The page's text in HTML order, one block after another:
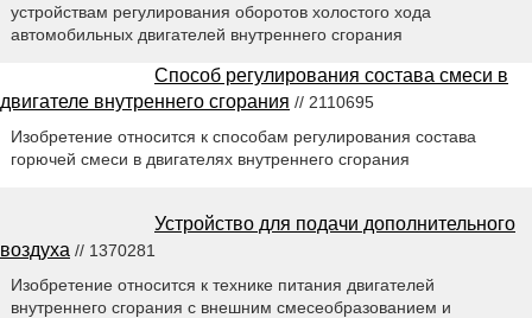
устройствам регулирования оборотов холостого хода
автомобильных двигателей внутреннего сгорания
Способ регулирования состава смеси в
двигателе внутреннего сгорания // 2110695
Изобретение относится к способам регулирования состава
горючей смеси в двигателях внутреннего сгорания
Устройство для подачи дополнительного
воздуха // 1370281
Изобретение относится к технике питания двигателей
внутреннего сгорания с внешним смесеобразованием и